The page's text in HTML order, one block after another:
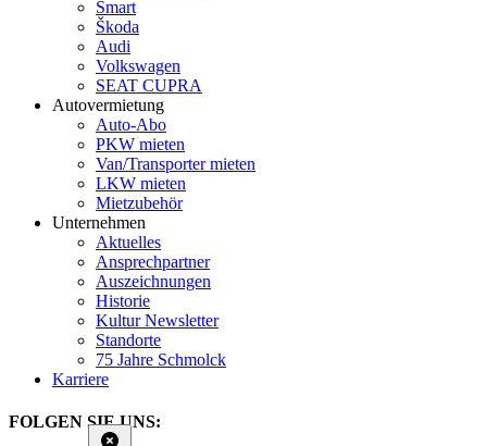
Smart
Škoda
Audi
Volkswagen
SEAT CUPRA
Autovermietung
Auto-Abo
PKW mieten
Van/Transporter mieten
LKW mieten
Mietzubehör
Unternehmen
Aktuelles
Ansprechpartner
Auszeichnungen
Historie
Kultur Newsletter
Standorte
75 Jahre Schmolck
Karriere
FOLGEN SIE UNS: